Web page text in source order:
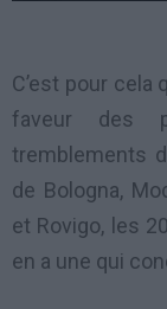
C’est pour cela
faveur des
tremblements
de Bologna,
et Rovigo, les
en a une qui